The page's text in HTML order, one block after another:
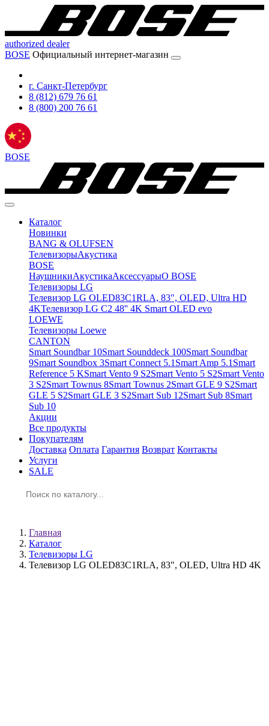
authorized dealer
BOSE Официальный интернет-магазин
г. Санкт-Петербург
8 (812) 679 76 61
8 (800) 200 76 61
BOSE
Каталог
Новинки
BANG & OLUFSEN
ТелевизорыАкустика
BOSE
НаушникиАкустикаАксессуарыO BOSE
Телевизоры LG
Телевизор LG OLED83C1RLA, 83", OLED, Ultra HD
4KТелевизор LG C2 48'' 4K Smart OLED evo
LOEWE
Телевизоры Loewe
CANTON
Smart Soundbar 10Smart Sounddeck 100Smart Soundbar
9Smart Soundbox 3Smart Connect 5.1 Smart Amp 5.1 Smart
Reference 5 KSmart Vento 9 S2Smart Vento 5 S2Smart Vento
3 S2Smart Townus 8Smart Townus 2Smart GLE 9 S2Smart
GLE 5 S2Smart GLE 3 S2Smart Sub 12Smart Sub 8Smart
Sub 10
Акции
Все продукты
Покупателям
Доставка Оплата Гарантия Возврат Контакты
Услуги
SALE
Главная
Каталог
Телевизоры LG
Телевизор LG OLED83C1RLA, 83", OLED, Ultra HD 4K